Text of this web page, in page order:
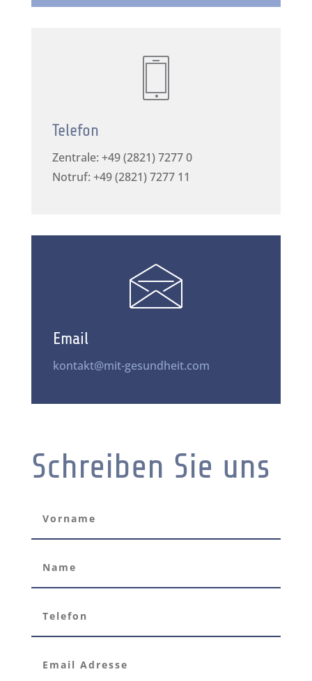
Telefon
Zentrale: +49 (2821) 7277 0
Notruf: +49 (2821) 7277 11
Email
kontakt@mit-gesundheit.com
Schreiben Sie uns